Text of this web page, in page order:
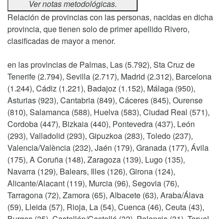
Ver notas metodológicas.
Relación de provincias con las personas, nacidas en dicha
provincia, que tienen solo de primer apellido Rivero,
clasificadas de mayor a menor.
en las provincias de Palmas, Las (5.792), Sta Cruz de
Tenerife (2.794), Sevilla (2.717), Madrid (2.312), Barcelona
(1.244), Cádiz (1.221), Badajoz (1.152), Málaga (950),
Asturias (923), Cantabria (849), Cáceres (845), Ourense
(810), Salamanca (588), Huelva (583), Ciudad Real (571),
Cordoba (447), Bizkaia (440), Pontevedra (437), León
(293), Valladolid (293), Gipuzkoa (283), Toledo (237),
Valencia/València (232), Jaén (179), Granada (177), Ávila
(175), A Coruña (148), Zaragoza (139), Lugo (135),
Navarra (129), Balears, Illes (126), Girona (124),
Alicante/Alacant (119), Murcia (96), Segovia (76),
Tarragona (72), Zamora (65), Albacete (63), Araba/Álava
(59), Lleida (57), Rioja, La (54), Cuenca (46), Ceuta (43),